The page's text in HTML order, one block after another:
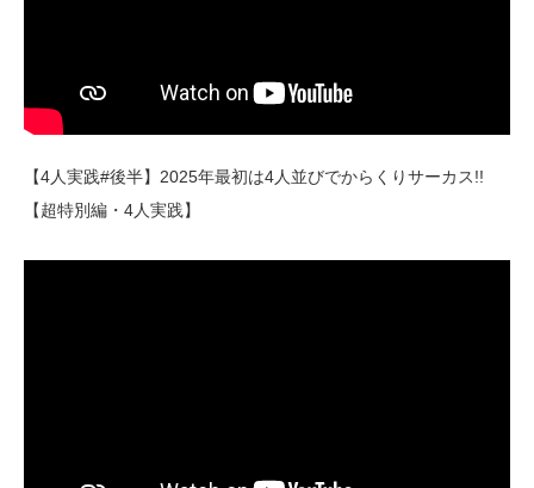
【4人実践#後半】2025年最初は4人並びでからくりサーカス!!
【超特別編・4人実践】